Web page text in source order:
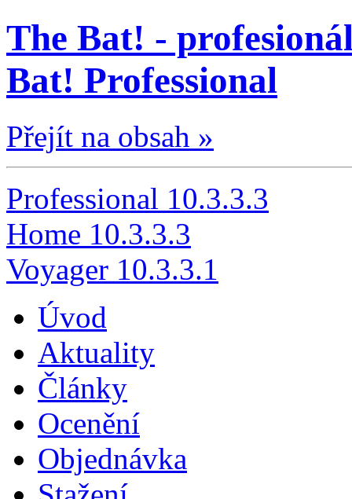
The Bat! -
Bat! Professional
Přejít na obsah »
Professional 10.3.3.3
Home 10.3.3.3
Voyager 10.3.3.1
Úvod
Aktuality
Články
Ocenění
Objednávka